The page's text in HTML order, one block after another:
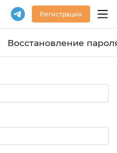
Регистрация
Восстановление